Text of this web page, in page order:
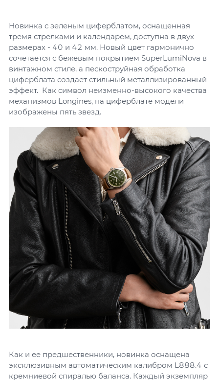
Новинка с зеленым циферблатом, оснащенная
тремя стрелками и календарем, доступна в двух
размерах - 40 и 42 мм. Новый цвет гармонично
сочетается с бежевым покрытием SuperLumiNova в
винтажном стиле, а пескоструйная обработка
циферблата создает стильный металлизированный
эффект. Как символ неизменно-высокого качества
механизмов Longines, на циферблате модели
изображены пять звезд.
Как и ее предшественники, новинка оснащена
эксклюзивным автоматическим калибром L888.4 с
кремниевой спиралью баланса. Каждый экземпляр